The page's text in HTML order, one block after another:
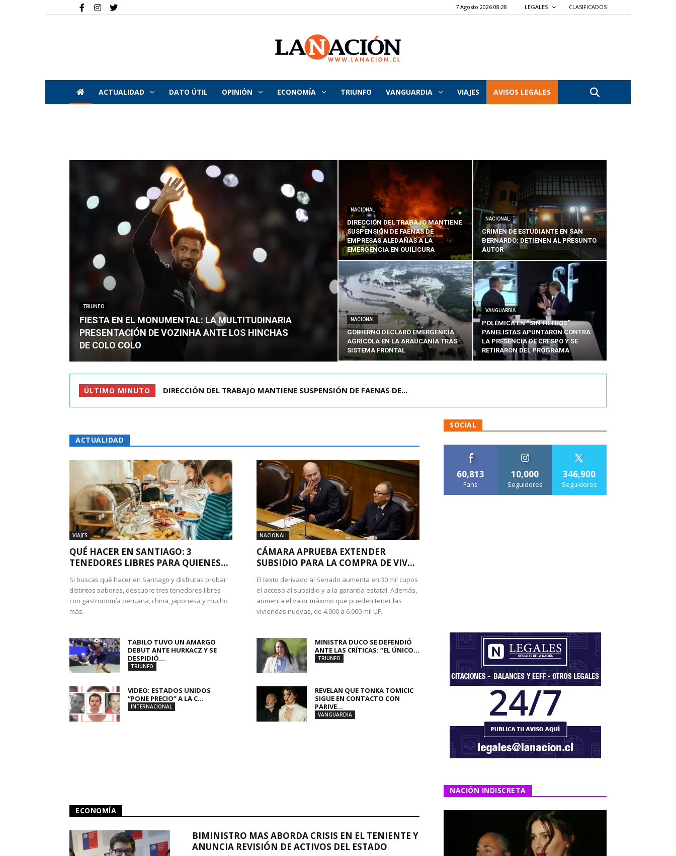
7 Agosto 2026 08:28 LEGALES CLASIFICADOS
La
Nación
ACTUALIDAD DATO ÚTIL OPINIÓN ECONOMÍA TRIUNFO VANGUARDIA VIAJES AVISOS LEGALES
TRIUNFO
FIESTA EN EL MONUMENTAL: LA MULTITUDINARIA
PRESENTACIÓN DE VOZINHA ANTE LOS HINCHAS
DE COLO COLO
NACIONAL
DIRECCIÓN DEL TRABAJO MANTIENE
SUSPENSIÓN DE FAENAS DE
EMPRESAS ALEDAÑAS A LA
EMERGENCIA EN QUILICURA
NACIONAL
CRIMEN DE ESTUDIANTE EN SAN
BERNARDO: DETIENEN AL PRESUNTO
AUTOR
NACIONAL
GOBIERNO DECLARÓ EMERGENCIA
AGRÍCOLA EN LA ARAUCANÍA TRAS
SISTEMA FRONTAL
VANGUARDIA
POLÉMICA EN “SIN FILTROS”:
PANELISTAS APUNTARON CONTRA
LA PRESENCIA DE CRESPO Y SE
RETIRARON DEL PROGRAMA
ÚLTIMO MINUTO CRIMEN DE ESTUDIANTE EN SAN BERNARDO: DETIENEN AL PRES...
ACTUALIDAD
VIAJES
QUÉ HACER EN SANTIAGO: 3
TENEDORES LIBRES PARA QUIENES...
Si buscas qué hacer en Santiago y disfrutas probar
distintos sabores, descubre tres tenedores libres
con gastronomía peruana, china, japonesa y mucho
más.
NACIONAL
CÁMARA APRUEBA EXTENDER
SUBSIDIO PARA LA COMPRA DE VIV...
El texto derivado al Senado aumenta en 30 mil cupos
el acceso al subsidio y a la garantía estatal. Además,
aumenta el valor máximo que pueden tener las
viviendas nuevas, de 4.000 a 6.000 mil UF.
TABILO TUVO UN AMARGO
DEBUT ANTE HURKACZ Y SE
DESPIDIÓ...
TRIUNFO
MINISTRA DUCO SE DEFENDIÓ
ANTE LAS CRÍTICAS: “EL ÚNICO...
TRIUNFO
VIDEO: ESTADOS UNIDOS
“PONE PRECIO” A LA C...
INTERNACIONAL
REVELAN QUE TONKA TOMICIC
SIGUE EN CONTACTO CON
PARIVE...
VANGUARDIA
ECONOMÍA
BIMINISTRO MAS ABORDA CRISIS EN EL TENIENTE Y
ANUNCIA REVISIÓN DE ACTIVOS DEL ESTADO
SOCIAL
60,813
Fans
10,000
Seguidores
346,900
Seguidores
NACIÓN INDISCRETA